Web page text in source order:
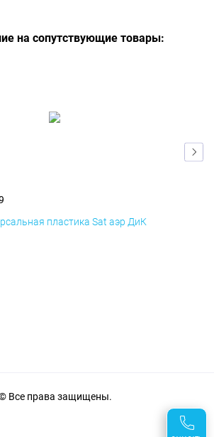
на сопутствующие товары:
пластика Sat аэр ДиК
Все права защищены.